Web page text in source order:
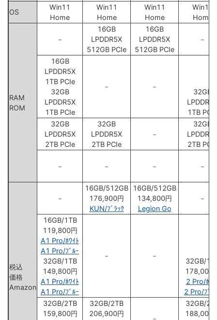
OS
Win11
Home
Win11
Home
Win11
Home
Win11
Home
RAM
ROM
－
16GB
LPDDR5X
512GB PCIe
16GB
LPDDR5X
512GB PCIe
－
16GB
LPDDR5X
1TB PCIe
32GB
LPDDR5X
1TB PCIe
－ －
32GB
1TB PCIe
32GB
LPDDR5X
2TB PCIe
32GB
LPDDR5X
2TB PCIe
－
32GB
2TB PCIe
－ － － －
税込
価格
Amazon
－
16GB/512GB
176,900円
KUN/ﾌﾞﾗｯｸ
16GB/512GB
134,800円
Legion Go
－
16GB/1TB
119,800円
A1 Pro/ﾎﾜｲﾄ
A1 Pro/ﾌﾞﾙｰ
32GB/1TB
149,800円
A1 Pro/ﾎﾜｲﾄ
A1 Pro/ﾌﾞﾙｰ
－ －
32GB/
178,000
2 Pro/ﾎﾜｲ
2 Pro/ﾌﾞﾗ
32GB/2TB
159,800円
32GB/2TB
206,900円
－
32GB/
188,000